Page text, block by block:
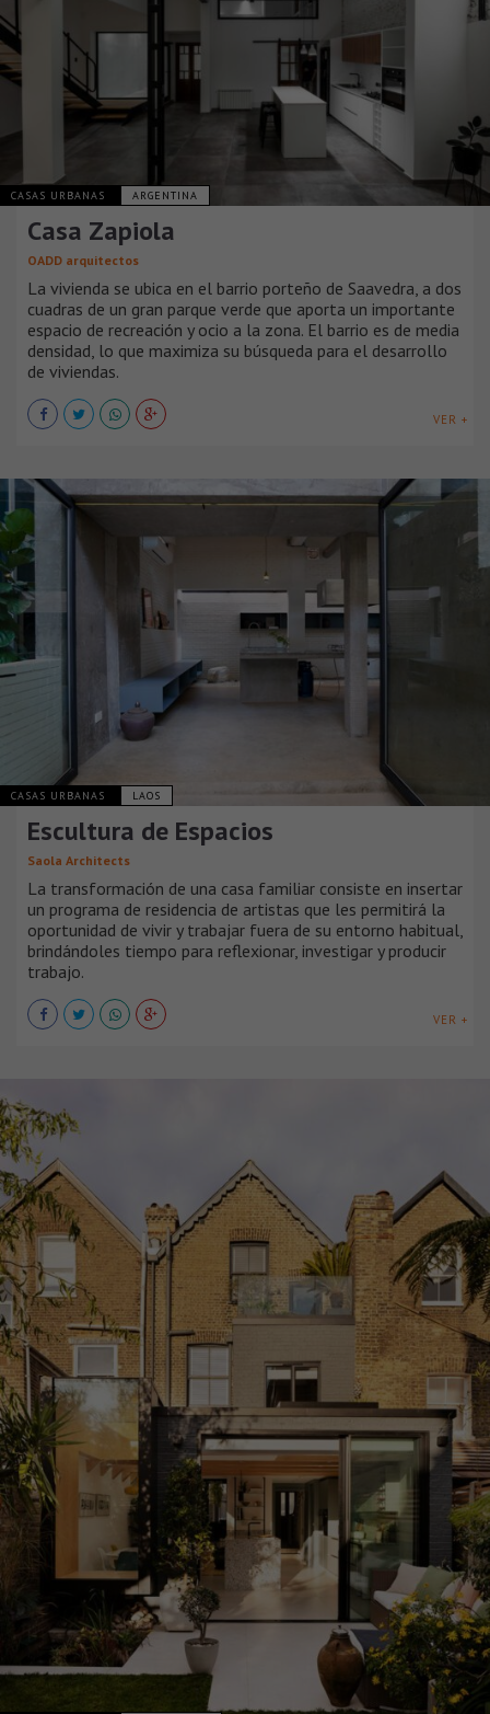
CASAS URBANAS ARGENTINA
Casa Zapiola
OADD arquitectos
La vivienda se ubica en el barrio porteño de Saavedra, a dos
cuadras de un gran parque verde que aporta un importante
espacio de recreación y ocio a la zona. El barrio es de media
densidad, lo que maximiza su búsqueda para el desarrollo
de viviendas.
VER +
CASAS URBANAS LAOS
Escultura de Espacios
Saola Architects
La transformación de una casa familiar consiste en insertar
un programa de residencia de artistas que les permitirá la
oportunidad de vivir y trabajar fuera de su entorno habitual,
brindándoles tiempo para reflexionar, investigar y producir
trabajo.
VER +